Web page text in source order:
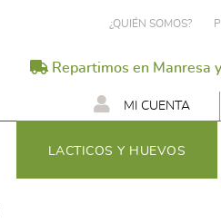
¿QUIÉN SOMOS?
Repartimos en Manresa
MI CUENTA
LACTICOS Y HUEVOS